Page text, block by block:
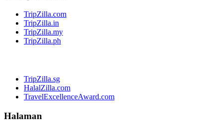
TripZilla.com
TripZilla.in
TripZilla.my
TripZilla.ph
TripZilla.sg
HalalZilla.com
TravelExcellenceAward.com
Halaman